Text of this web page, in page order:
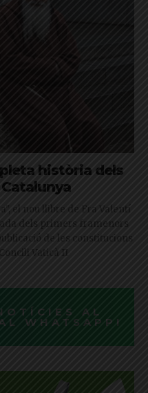
història dels
el nou llibre de Fra Valentí
dels primers framenors
de les constitucions
Vaticà II
AL
WHATSAPP!